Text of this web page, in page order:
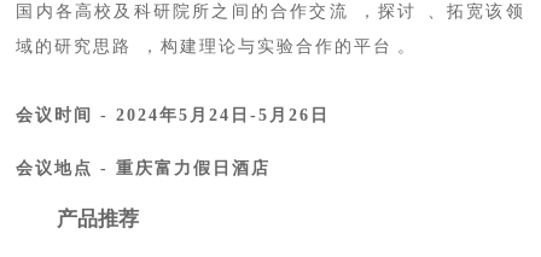
国内各高校及科研院所之间的合作交流，探讨、拓宽该领
域的研究思路，构建理论与实验合作的平台。
会议时间 - 2024年5月24日-5月26日
会议地点 - 重庆富力假日酒店
产品推荐